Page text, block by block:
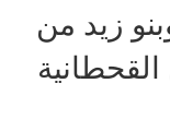
زيد من